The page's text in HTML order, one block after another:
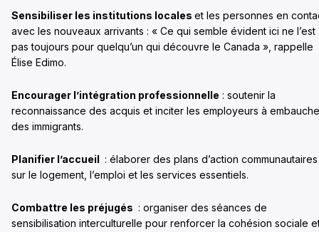
Sensibiliser les institutions locales et les personnes en
avec les nouveaux arrivants : « Ce qui semble évident ici ne l’est
pas toujours pour quelqu’un qui découvre le Canada », rappelle
Élise Edimo.
Encourager l’intégration professionnelle : soutenir la
reconnaissance des acquis et inciter les employeurs à
des immigrants.
Planifier l’accueil : élaborer des plans d’action communautaires
sur le logement, l’emploi et les services essentiels.
Combattre les préjugés : organiser des séances de
sensibilisation interculturelle pour renforcer la cohésion sociale